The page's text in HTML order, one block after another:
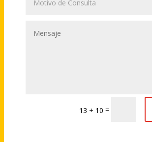
13 + 10 =